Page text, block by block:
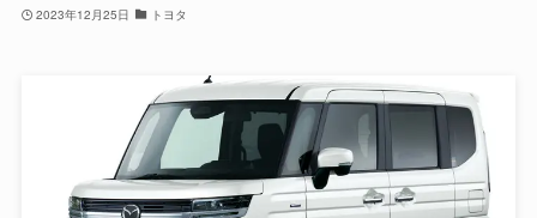
2023年12月25日 トヨタ